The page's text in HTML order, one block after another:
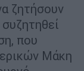
ζητήσουν
που
Μάκη